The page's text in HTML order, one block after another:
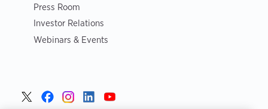
Press Room
Investor Relations
Webinars & Events